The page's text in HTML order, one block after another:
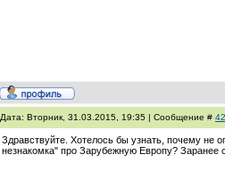
Дата: Вторник, 31.03.2015, 19:35 | Сообщение #
Здравствуйте. Хотелось бы узнать, почему не
незнакомка" про Зарубежную Европу? Заранее